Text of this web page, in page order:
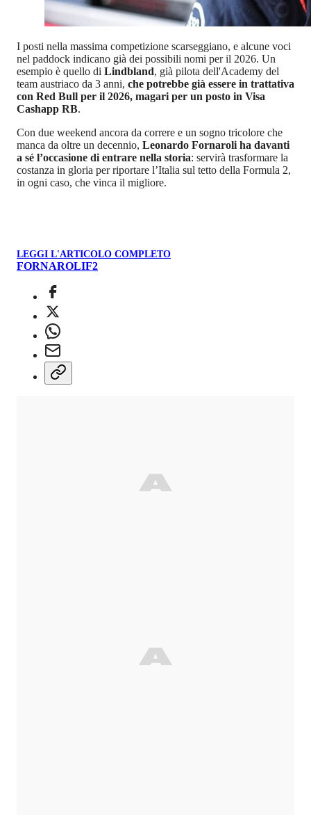
I posti nella massima competizione scarseggiano, e alcune voci
nel paddock indicano già dei possibili nomi per il 2026. Un
esempio è quello di Lindbland, già pilota dell'Academy del
team austriaco da 3 anni, che potrebbe già essere in trattativa
con Red Bull per il 2026, magari per un posto in Visa
Cashapp RB.
Con due weekend ancora da correre e un sogno tricolore che
manca da oltre un decennio, Leonardo Fornaroli ha davanti
a sé l’occasione di entrare nella storia: servirà trasformare la
costanza in gloria per riportare l’Italia sul tetto della Formula 2,
in ogni caso, che vinca il migliore.
LEGGI L'ARTICOLO COMPLETO
FORNAROLIF2